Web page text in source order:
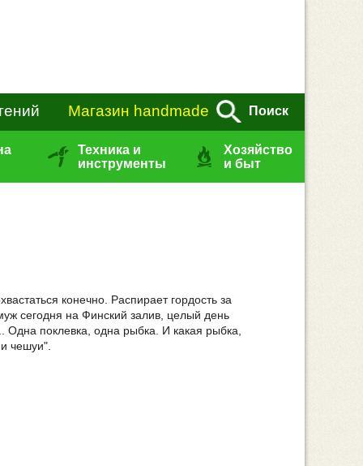
Магазин handmade Поиск
Техника и
инструменты
Хозяйство
и быт
конечно. Распирает гордость за
сегодня на Финский залив, целый день
поклевка, одна рыбка. И какая рыбка,
чешуи".